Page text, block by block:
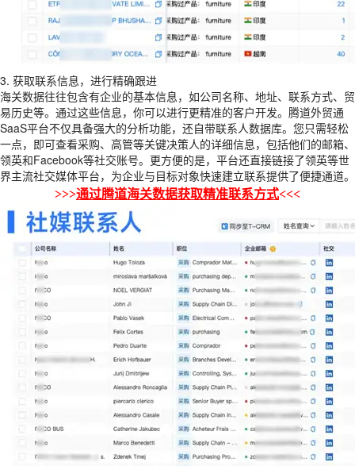
3. 获取联系信息，进行精确跟进
海关数据往往包含有企业的基本信息，如公司名称、地址、联系方式、贸
易历史等。通过这些信息，你可以进行更精准的客户开发。腾道外贸通
SaaS平台不仅具备强大的分析功能，还自带联系人数据库。您只需轻松
一点，即可查看采购、高管等关键决策人的详细信息，包括他们的邮箱、
领英和Facebook等社交账号。更方便的是，平台还直接链接了领英等世
界主流社交媒体平台，为企业与目标对象快速建立联系提供了便捷通道。
>>>通过腾道海关数据获取精准联系方式<<<